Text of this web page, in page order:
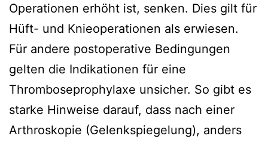
Operationen erhöht ist, senken. Dies gilt für
Hüft- und Knieoperationen als erwiesen.
Für andere postoperative Bedingungen
gelten die Indikationen für eine
Thromboseprophylaxe unsicher. So gibt es
starke Hinweise darauf, dass nach einer
Arthroskopie (Gelenkspiegelung), anders